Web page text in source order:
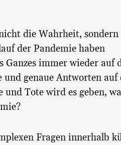
die Wahrheit, sondern
der Pandemie haben
Ganzes immer wieder auf
genaue Antworten auf
und Tote wird es geben,
Fragen innerhalb